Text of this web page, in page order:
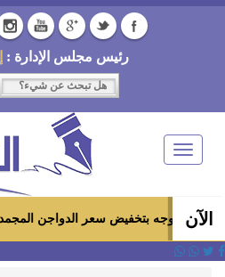
رئيس مجلس الإدارة :
Toggle
navigation
الآن
الدواجن المجمدة إلى 100 جنيه للكيلو بالمجمعات الاستهلاكية ومعارض «أهلاً رمضان»